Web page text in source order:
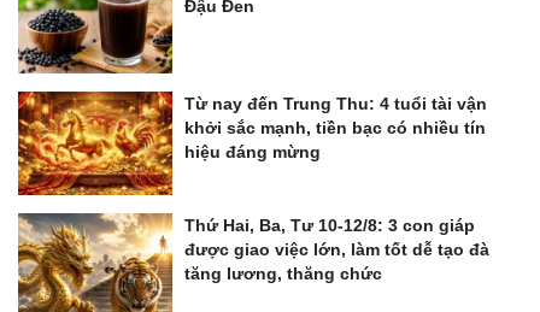
Đậu Đen
Từ nay đến Trung Thu: 4 tuổi tài vận
khởi sắc mạnh, tiền bạc có nhiều tín
hiệu đáng mừng
Thứ Hai, Ba, Tư 10-12/8: 3 con giáp
được giao việc lớn, làm tốt dễ tạo đà
tăng lương, thăng chức